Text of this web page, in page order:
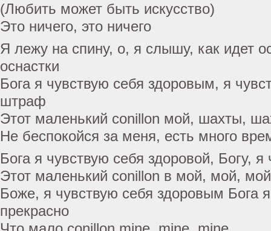
(Любить может быть искусство)
Это ничего, это ничего
Я лежу на спину, о, я слышу, как идет
оснастки
Бога я чувствую себя здоровым, я
штраф
Этот маленький conillon мой, шахты,
Не беспокойся за меня, есть много
Бога я чувствую себя здоровой, Богу,
Этот маленький conillon в мой, мой, мой
Боже, я чувствую себя здоровым Бога
прекрасно